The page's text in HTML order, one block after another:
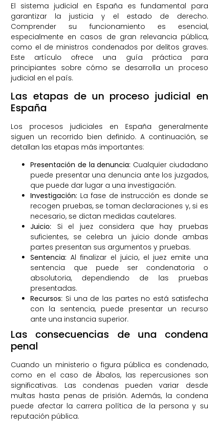
El sistema judicial en España es fundamental para
garantizar la justicia y el estado de derecho.
Comprender su funcionamiento es esencial,
especialmente en casos de gran relevancia pública,
como el de ministros condenados por delitos graves.
Este artículo ofrece una guía práctica para
principiantes sobre cómo se desarrolla un proceso
judicial en el país.
Las etapas de un proceso judicial en
España
Los procesos judiciales en España generalmente
siguen un recorrido bien definido. A continuación, se
detallan las etapas más importantes:
Presentación de la denuncia: Cualquier ciudadano
puede presentar una denuncia ante los juzgados,
que puede dar lugar a una investigación.
Investigación: La fase de instrucción es donde se
recogen pruebas, se toman declaraciones y, si es
necesario, se dictan medidas cautelares.
Juicio: Si el juez considera que hay pruebas
suficientes, se celebra un juicio donde ambas
partes presentan sus argumentos y pruebas.
Sentencia: Al finalizar el juicio, el juez emite una
sentencia que puede ser condenatoria o
absolutoria, dependiendo de las pruebas
presentadas.
Recursos: Si una de las partes no está satisfecha
con la sentencia, puede presentar un recurso
ante una instancia superior.
Las consecuencias de una condena
penal
Cuando un ministerio o figura pública es condenado,
como en el caso de Ábalos, las repercusiones son
significativas. Las condenas pueden variar desde
multas hasta penas de prisión. Además, la condena
puede afectar la carrera política de la persona y su
reputación pública.